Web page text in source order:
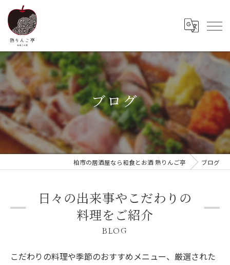
ブログ
柏市の居酒屋なら和食とお酒 熟りんご亭 ブログ
日々の出来事やこだわりの
料理をご紹介
BLOG
こだわりの料理や季節のおすすめメニュー、厳選された